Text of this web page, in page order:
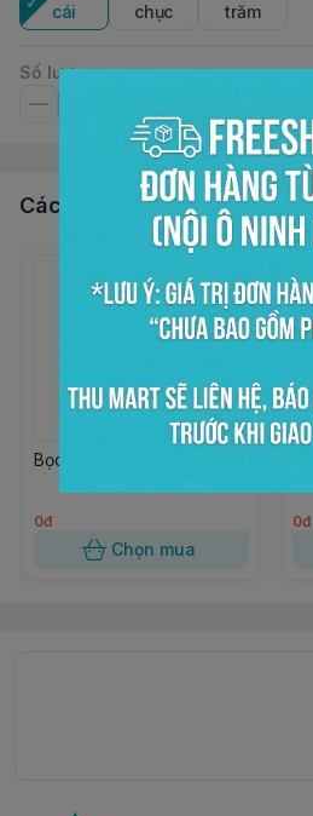
cái
chục trăm
Số lượng
Các sản phẩm, dịch vụ
Bọc kiếng trong 15x20
0đ
Chọn mua
0đ